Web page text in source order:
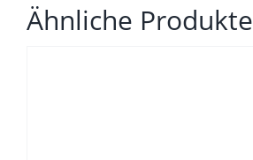
Ähnliche Produkte